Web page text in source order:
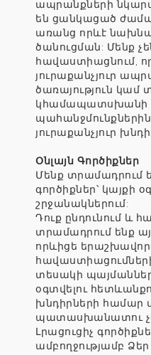
ապրանքների
են ցանկացած
առանց որևէ
ծանուցման: Մենք
հավաստիացնում,
յուրաքանչյուր
ծառայություն կամ
կհամապատսխանի
յուրաքանչյուր
Օնլայն Գործիքներ
Մենք տրամադրում
գործիքներ՝ կայքի
շրջանակներում:
Դուք ընդունում և
տրամադրում ենք
որևիցե
տեսակի
օգտվելու
խնդիրների համար
պատասխանատու
Լրացուցիչ
ամբողջությամբ Ձեր